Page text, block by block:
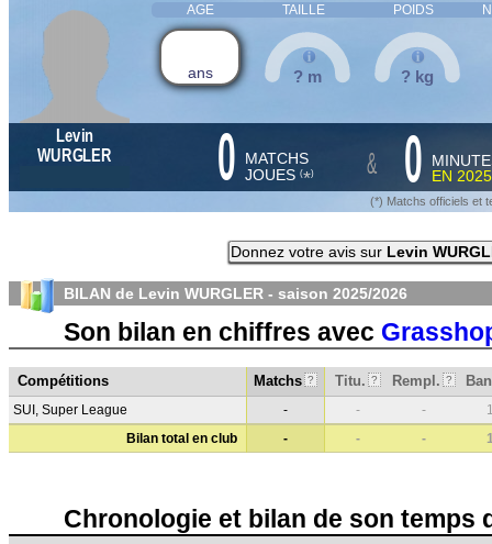
AGE TAILLE POIDS
ans ? m ? kg
Levin
WURGLER
0 MATCHS
JOUES (*) & 0
EN
(*) Matchs officiels et
Donnez votre avis sur Levin
BILAN de Levin WURGLER - saison 2025/2026
Son bilan en chiffres avec
Compétitions Matchs ? Titu. ? Rempl. ?
SUI, Super League - - -
Bilan total en club
- - -
Chronologie et bilan de son temps